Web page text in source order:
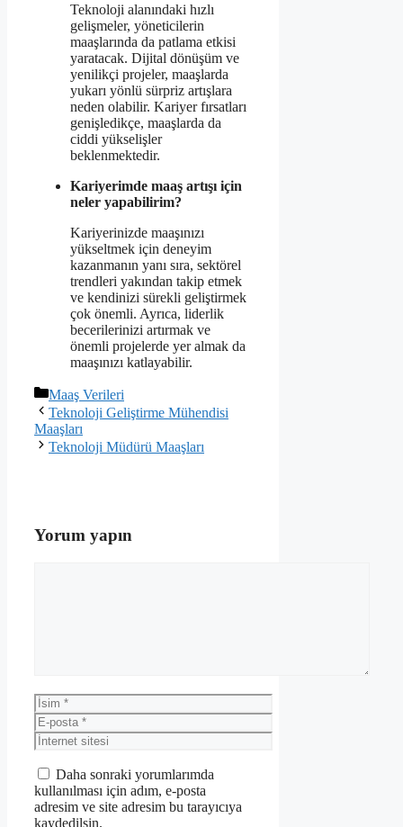
Teknoloji alanındaki hızlı
gelişmeler, yöneticilerin
maaşlarında da patlama etkisi
yaratacak. Dijital dönüşüm ve
yenilikçi projeler, maaşlarda
yukarı yönlü sürpriz artışlara
neden olabilir. Kariyer fırsatları
genişledikçe, maaşlarda da
ciddi yükselişler
beklenmektedir.
Kariyerimde maaş artışı için
neler yapabilirim?
Kariyerinizde maaşınızı
yükseltmek için deneyim
kazanmanın yanı sıra, sektörel
trendleri yakından takip etmek
ve kendinizi sürekli geliştirmek
çok önemli. Ayrıca, liderlik
becerilerinizi artırmak ve
önemli projelerde yer almak da
maaşınızı katlayabilir.
Kategoriler
Maaş Verileri
Teknoloji Geliştirme Mühendisi
Maaşları
Teknoloji Müdürü Maaşları
Yorum yapın
İsim
E-
posta
İnternet
sitesi
Daha sonraki yorumlarımda
kullanılması için adım, e-posta
adresim ve site adresim bu tarayıcıya
kaydedilsin.